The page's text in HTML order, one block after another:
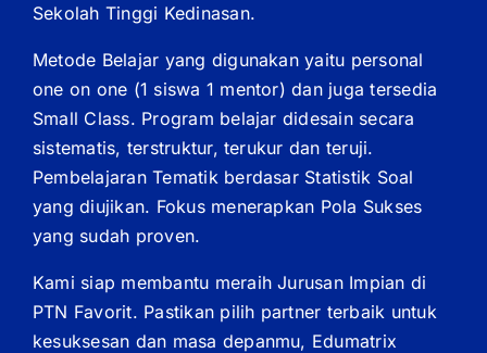
Sekolah Tinggi Kedinasan.
Metode Belajar yang digunakan yaitu personal
one on one (1 siswa 1 mentor) dan juga tersedia
Small Class. Program belajar didesain secara
sistematis, terstruktur, terukur dan teruji.
Pembelajaran Tematik berdasar Statistik Soal
yang diujikan. Fokus menerapkan Pola Sukses
yang sudah proven.
Kami siap membantu meraih Jurusan Impian di
PTN Favorit. Pastikan pilih partner terbaik untuk
kesuksesan dan masa depanmu, Edumatrix